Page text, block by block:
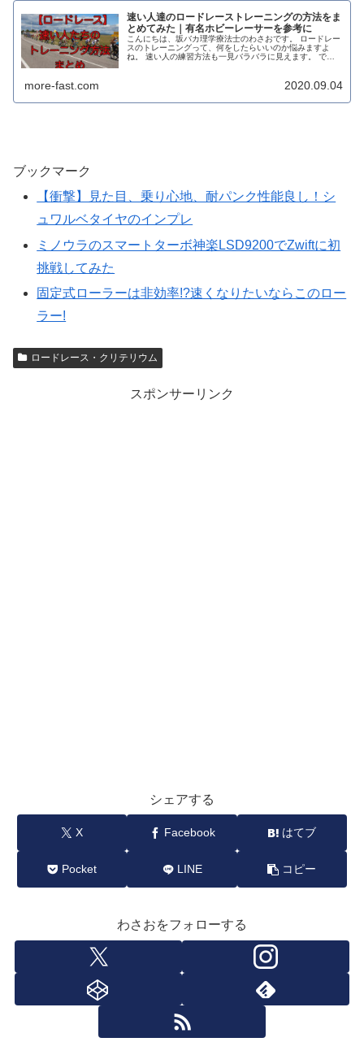
速い人達のロードレーストレーニングの方法をま
とめてみた｜有名ホビーレーサーを参考に
こんにちは、坂バカ理学療法士のわさおです。 ロードレー
スのトレーニングって、何をしたらいいのか悩みますよ
ね。 速い人の練習方法も一見バラバラに見えます。 で
more-fast.com 2020.09.04
ブックマーク
【衝撃】見た目、乗り心地、耐パンク性能良し！シ
ュワルベタイヤのインプレ
ミノウラのスマートターボ神楽LSD9200でZwiftに初
挑戦してみた
固定式ローラーは非効率!?速くなりたいならこのロー
ラー!
ロードレース・クリテリウム
スポンサーリンク
シェアする
X Facebook はてブ
Pocket LINE コピー
わさおをフォローする